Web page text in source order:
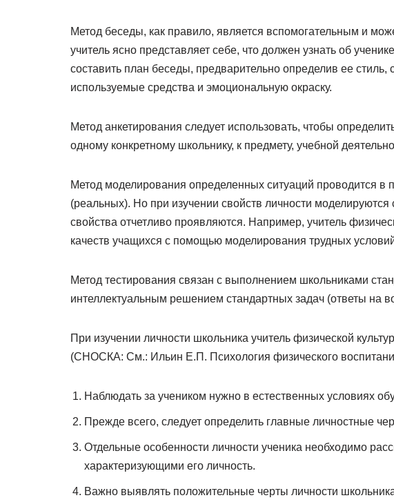
Метод беседы, как правило, является вспомогательным и
учитель ясно представляет себе, что должен узнать об
составить план беседы, предварительно определив ее стиль,
используемые средства и эмоциональную окраску.
Метод анкетирования следует использовать, чтобы
одному конкретному школьнику, к предмету, учебной
Метод моделирования определенных ситуаций проводится в
(реальных). Но при изучении свойств личности
свойства отчетливо проявляются. Например, учитель
качеств учащихся с помощью моделирования трудных
Метод тестирования связан с выполнением школьниками
интеллектуальным решением стандартных задач (ответы на
При изучении личности школьника учитель физической
(СНОСКА: См.: Ильин Е.П. Психология физического
Наблюдать за учеником нужно в естественных условиях
Прежде всего, следует определить главные личностные
Отдельные особенности личности ученика необходимо
характеризующими его личность.
Важно выявлять положительные черты личности